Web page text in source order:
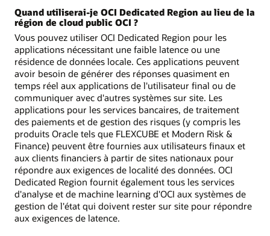
Quand utiliserai-je OCI Dedicated Region au lieu de la
région de cloud public OCI ?
Vous pouvez utiliser OCI Dedicated Region pour les
applications nécessitant une faible latence ou une
résidence de données locale. Ces applications peuvent
avoir besoin de générer des réponses quasiment en
temps réel aux applications de l'utilisateur final ou de
communiquer avec d'autres systèmes sur site. Les
applications pour les services bancaires, de traitement
des paiements et de gestion des risques (y compris les
produits Oracle tels que FLEXCUBE et Modern Risk &
Finance) peuvent être fournies aux utilisateurs finaux et
aux clients financiers à partir de sites nationaux pour
répondre aux exigences de localité des données. OCI
Dedicated Region fournit également tous les services
d'analyse et de machine learning d'OCI aux systèmes de
gestion de l'état qui doivent rester sur site pour répondre
aux exigences de latence.